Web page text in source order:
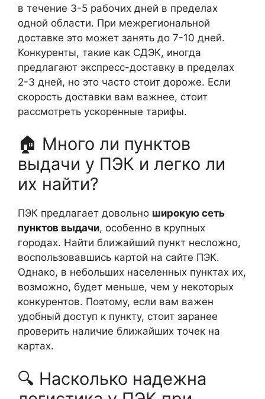
в течение 3-5 рабочих дней в пределах
одной области. При межрегиональной
доставке это может занять до 7-10 дней.
Конкуренты, такие как СДЭК, иногда
предлагают экспресс-доставку в пределах
2-3 дней, но это часто стоит дороже. Если
скорость доставки вам важнее, стоит
рассмотреть ускоренные тарифы.
🏠 Много ли пунктов
выдачи у ПЭК и легко ли
их найти?
ПЭК предлагает довольно широкую сеть
пунктов выдачи, особенно в крупных
городах. Найти ближайший пункт несложно,
воспользовавшись картой на сайте ПЭК.
Однако, в небольших населенных пунктах их,
возможно, будет меньше, чем у некоторых
конкурентов. Поэтому, если вам важен
удобный доступ к пункту, стоит заранее
проверить наличие ближайших точек на
картах.
🔍 Насколько надежна